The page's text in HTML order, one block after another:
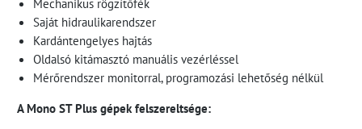
Mechanikus rögzítőfék
Saját hidraulikarendszer
Kardántengelyes hajtás
Oldalsó kitámasztó manuális vezérléssel
Mérőrendszer monitorral, programozási lehetőség nélkül
A Mono ST Plus gépek felszereltsége: